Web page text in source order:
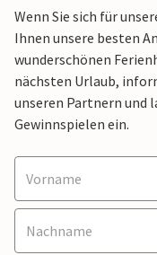
Wenn Sie sich für
Ihnen unsere besten
wunderschönen
nächsten Urlaub,
unseren Partnern und
Gewinnspielen ein.